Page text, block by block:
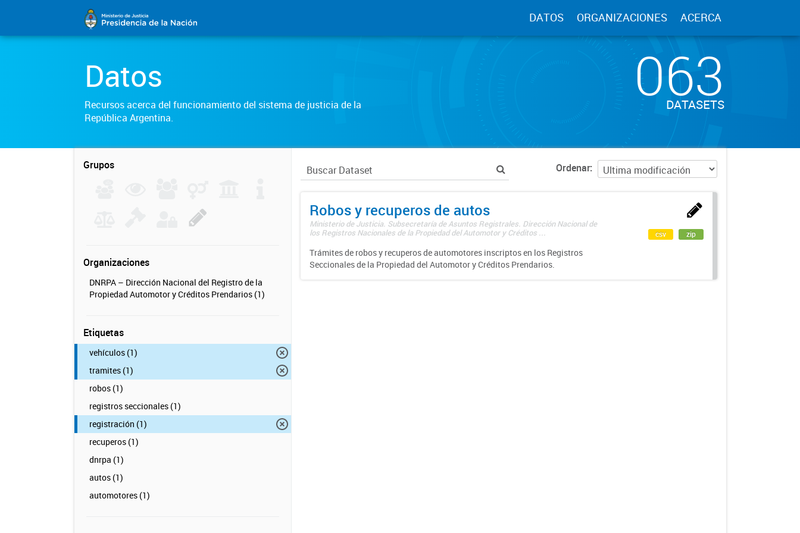
DATOS ORGANIZACIONES ACERCA
Datos
Recursos acerca del funcionamiento del sistema de justicia de la
República Argentina.
063
DATASETS
Grupos
Organizaciones
DNRPA – Dirección Nacional del Registro de la
Propiedad Automotor y Créditos Prendarios (1)
Etiquetas
vehículos (1)
tramites (1)
robos (1)
registros seccionales (1)
registración (1)
recuperos (1)
dnrpa (1)
autos (1)
automotores (1)
Ordenar
Robos y recuperos de autos
Ministerio de Justicia. Subsecretaría de Asuntos Registrales. Dirección Nacional de
los Registros Nacionales de la Propiedad del Automotor y Créditos ...
Trámites de robos y recuperos de automotores inscriptos en los Registros
Seccionales de la Propiedad del Automotor y Créditos Prendarios.
csv zip